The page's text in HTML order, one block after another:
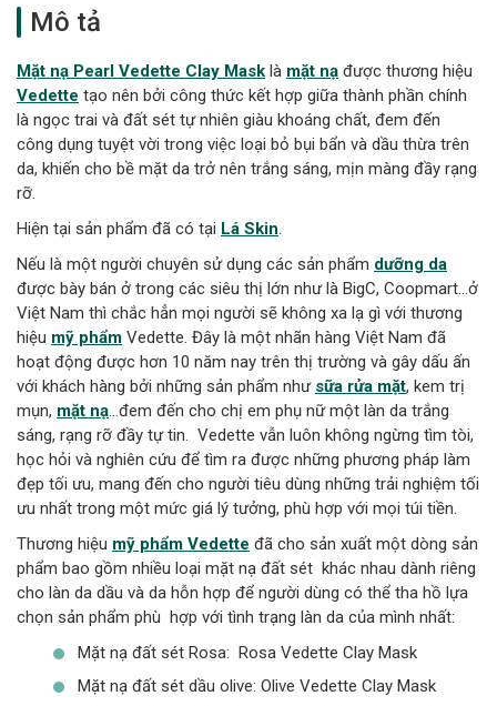
Mô tả
Mặt nạ Pearl Vedette Clay Mask là mặt nạ được thương hiệu
Vedette tạo nên bởi công thức kết hợp giữa thành phần chính
là ngọc trai và đất sét tự nhiên giàu khoáng chất, đem đến
công dụng tuyệt vời trong việc loại bỏ bụi bẩn và dầu thừa trên
da, khiến cho bề mặt da trở nên trắng sáng, mịn màng đầy rạng
rỡ.
Hiện tại sản phẩm đã có tại Lá Skin.
Nếu là một người chuyên sử dụng các sản phẩm dưỡng da
được bày bán ở trong các siêu thị lớn như là BigC, Coopmart…ở
Việt Nam thì chắc hẳn mọi người sẽ không xa lạ gì với thương
hiệu mỹ phẩm Vedette. Đây là một nhãn hàng Việt Nam đã
hoạt động được hơn 10 năm nay trên thị trường và gây dấu ấn
với khách hàng bởi những sản phẩm như sữa rửa mặt, kem trị
mụn, mặt nạ…đem đến cho chị em phụ nữ một làn da trắng
sáng, rạng rỡ đầy tự tin. Vedette vẫn luôn không ngừng tìm tòi,
học hỏi và nghiên cứu để tìm ra được những phương pháp làm
đẹp tối ưu, mang đến cho người tiêu dùng những trải nghiệm tối
ưu nhất trong một mức giá lý tưởng, phù hợp với mọi túi tiền.
Thương hiệu mỹ phẩm Vedette đã cho sản xuất một dòng sản
phẩm bao gồm nhiều loại mặt nạ đất sét khác nhau dành riêng
cho làn da dầu và da hỗn hợp để người dùng có thể tha hồ lựa
chọn sản phẩm phù hợp với tình trạng làn da của mình nhất:
Mặt nạ đất sét Rosa: Rosa Vedette Clay Mask
Mặt nạ đất sét dầu olive: Olive Vedette Clay Mask